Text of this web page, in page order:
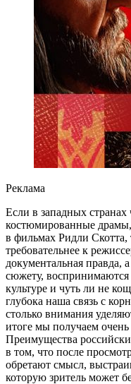
Реклама
Если в западных
костюмированные
в фильмах Ридли Скотта,
требовательнее к
документальная правда,
сюжету, воспринимаются
культуре и чуть ли не
глубока наша связь с
столько внимания
итоге мы получаем очень
Преимущества
в том, что после
обретают смысл,
которую зритель может